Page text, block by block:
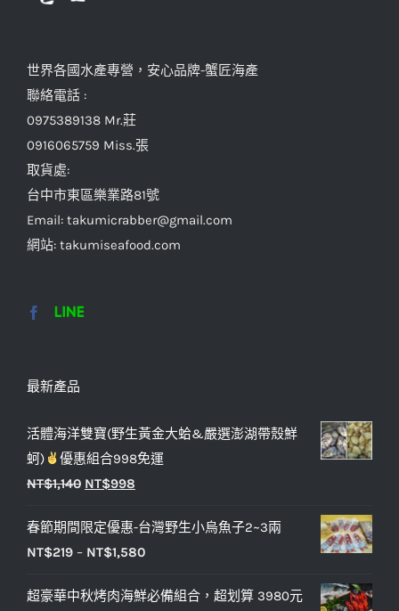
世界各國水產專營，安心品牌-蟹匠海產
聯絡電話 :
0975389138 Mr.莊
0916065759 Miss.張
取貨處:
台中市東區樂業路81號
Email: takumicrabber@gmail.com
網站: takumiseafood.com
最新產品
活體海洋雙寶(野生黃金大蛤&嚴選澎湖帶殼鮮
蚵)
優惠組合998免運
NT$1,140 NT$998
春節期間限定優惠-台灣野生小烏魚子2~3兩
NT$219 – NT$1,580
超豪華中秋烤肉海鮮必備組合，超划算 3980元